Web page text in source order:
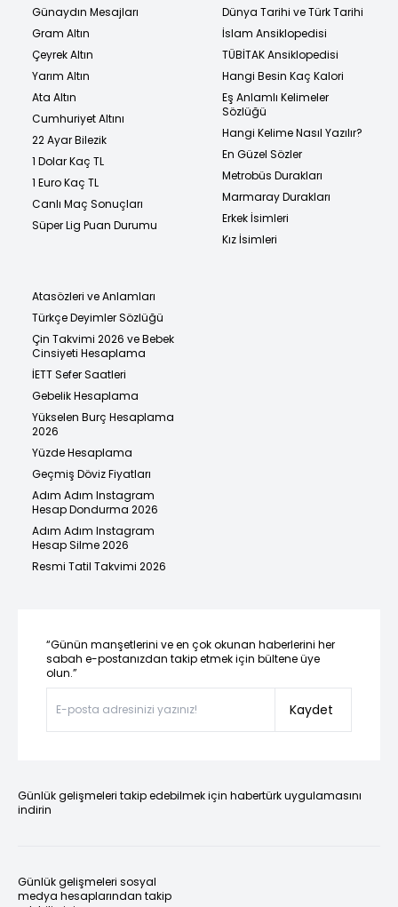
Günaydın Mesajları
Gram Altın
Çeyrek Altın
Yarım Altın
Ata Altın
Cumhuriyet Altını
22 Ayar Bilezik
1 Dolar Kaç TL
1 Euro Kaç TL
Canlı Maç Sonuçları
Süper Lig Puan Durumu
Dünya Tarihi ve Türk Tarihi
İslam Ansiklopedisi
TÜBİTAK Ansiklopedisi
Hangi Besin Kaç Kalori
Eş Anlamlı Kelimeler
Sözlüğü
Hangi Kelime Nasıl Yazılır?
En Güzel Sözler
Metrobüs Durakları
Marmaray Durakları
Erkek İsimleri
Kız İsimleri
Atasözleri ve Anlamları
Türkçe Deyimler Sözlüğü
Çin Takvimi 2026 ve Bebek
Cinsiyeti Hesaplama
İETT Sefer Saatleri
Gebelik Hesaplama
Yükselen Burç Hesaplama
2026
Yüzde Hesaplama
Geçmiş Döviz Fiyatları
Adım Adım Instagram
Hesap Dondurma 2026
Adım Adım Instagram
Hesap Silme 2026
Resmi Tatil Takvimi 2026
“Günün manşetlerini ve en çok okunan haberlerini her
sabah e-postanızdan takip etmek için bültene üye
olun.”
Kaydet
Günlük gelişmeleri takip edebilmek için habertürk uygulamasını
indirin
Günlük gelişmeleri sosyal
medya hesaplarından takip